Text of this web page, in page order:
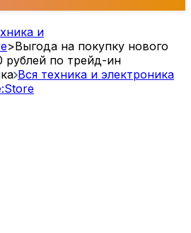
и
>Выгода на покупку нового
рублей по трейд-ин
Вся техника и электроника